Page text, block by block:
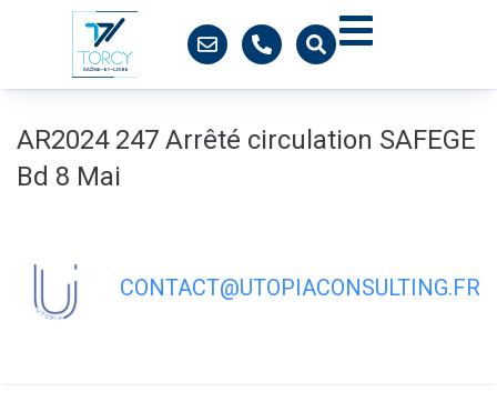
AR2024 247 Arrêté circulation SAFEGE
Bd 8 Mai
CONTACT@UTOPIACONSULTING.FR